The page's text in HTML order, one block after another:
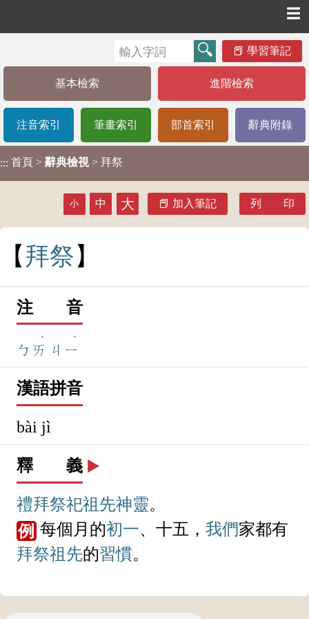
☰
學習筆記
基本檢索 進階檢索
注音索引 筆畫索引 部首索引 辭典附錄
::: 首頁 > 辭典檢視 > 拜祭
小 中 大 加入筆記 列 印
拜祭
注 音
ㄅㄞ
ˋ
ㄐㄧ
ˋ
漢語拼音
bài jì
釋 義 ▶️
禮拜祭祀祖先神靈。
例 每個月的初一、十五， 我們家都有
拜祭祖先的習慣。